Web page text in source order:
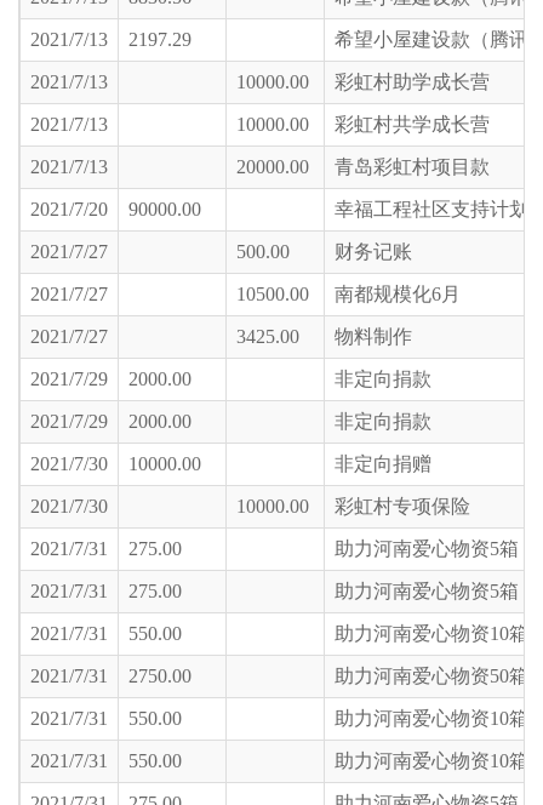
2021/7/13 2197.29 希望小屋建设款（腾讯
2021/7/13 10000.00 彩虹村助学成长营
2021/7/13 10000.00 彩虹村共学成长营
2021/7/13 20000.00 青岛彩虹村项目款
2021/7/20 90000.00 幸福工程社区支持计划
2021/7/27 500.00 财务记账
2021/7/27 10500.00 南都规模化6月
2021/7/27 3425.00 物料制作
2021/7/29 2000.00 非定向捐款
2021/7/29 2000.00 非定向捐款
2021/7/30 10000.00 非定向捐赠
2021/7/30 10000.00 彩虹村专项保险
2021/7/31 275.00 助力河南爱心物资5箱
2021/7/31 275.00 助力河南爱心物资5箱
2021/7/31 550.00 助力河南爱心物资10箱
2021/7/31 2750.00 助力河南爱心物资50箱
2021/7/31 550.00 助力河南爱心物资10箱
2021/7/31 550.00 助力河南爱心物资10箱